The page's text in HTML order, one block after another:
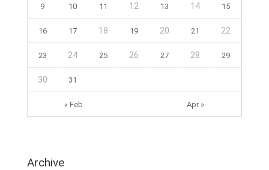
« Feb Apr »
9 10 11 12 13 14 15
16 17 18 19 20 21 22
23 24 25 26 27 28 29
30 31
Archive